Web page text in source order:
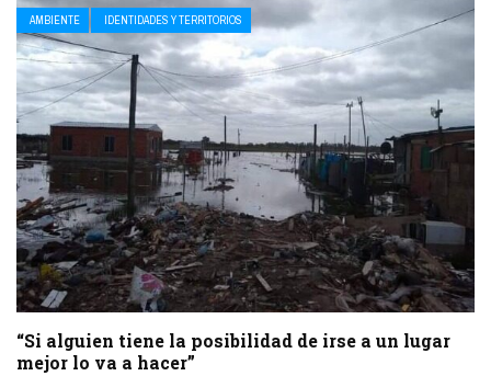
AMBIENTE IDENTIDADES Y TERRITORIOS
“Si alguien tiene la posibilidad de irse a un lugar
mejor lo va a hacer”